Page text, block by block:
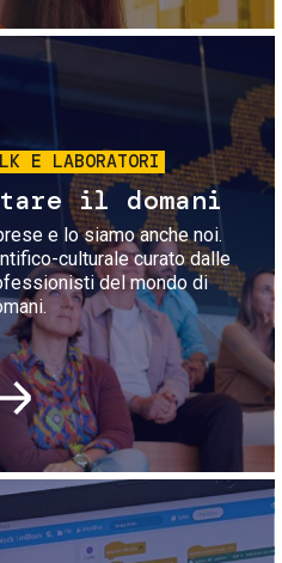
Immagine
E LABORATORI
il domani
e lo siamo anche noi.
culturale curato dalle
del mondo di
Immagine